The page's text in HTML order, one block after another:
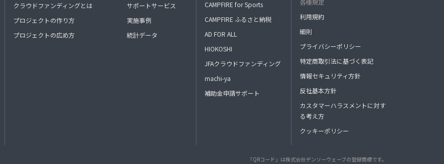
クラウドファンディングとは
プロジェクトの作り方
プロジェクトの広め方
サポートサービス
実施事例
統計データ
CAMPFIRE for Sports
CAMPFIRE ふるさと納税
AD FOR ALL
HIOKOSHI
JFAクラウドファンディング
machi-ya
補助金申請サポート
各種規定
利用規約
細則
プライバシーポリシー
特定商取引法に基づく表記
情報セキュリティ方針
反社基本方針
カスタマーハラスメントに対す
る考え方
クッキーポリシー
「QRコード」は株式会社デンソーウェーブの登録商標です。